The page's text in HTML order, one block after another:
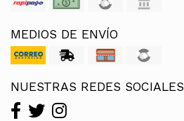
MEDIOS DE ENVÍO
NUESTRAS REDES SOCIALES